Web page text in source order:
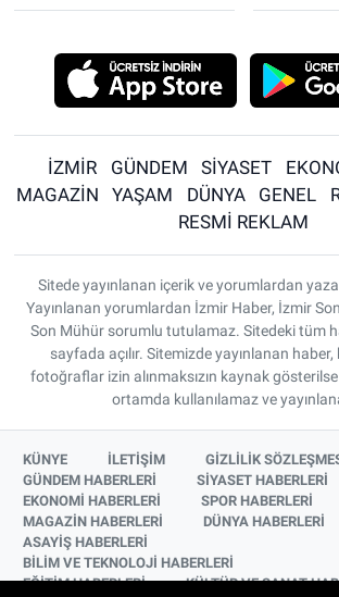
İZMİR GÜNDEM SİYASET
MAGAZİN
YAŞAM DÜNYA GENEL
RESMİ REKLAM
Sitede yayınlanan içerik ve yorumlardan
Yayınlanan yorumlardan İzmir Haber, İzmir
Son Mühür sorumlu tutulamaz. Sitedeki tüm
sayfada açılır. Sitemizde yayınlanan haber,
fotoğraflar izin alınmaksızın kaynak
ortamda kullanılamaz ve
KÜNYE İLETİŞİM
GİZLİLİK
GÜNDEM HABERLERİ
SİYASET HABERLERİ
EKONOMİ HABERLERİ
SPOR HABERLERİ
MAGAZİN HABERLERİ
DÜNYA HABERLERİ
ASAYİŞ HABERLERİ
BİLİM VE TEKNOLOJİ HABERLERİ
EĞİTİM HABERLERİ
KÜLTÜR VE SANAT